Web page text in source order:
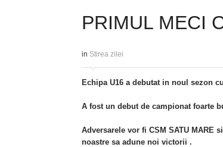
PRIMUL MECI
in Stirea zilei
Echipa U16 a debutat in noul sezon
A fost un debut de campionat foarte
Adversarele vor fi CSM SATU MARE
noastre sa adune noi victorii .